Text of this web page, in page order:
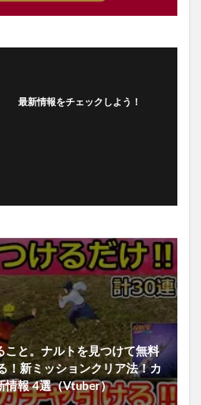
最新情報をチェックしよう！
こと。ナルトを見つけて無料
！新ミッションクリア法！カ
情報 4選（Vtuber）